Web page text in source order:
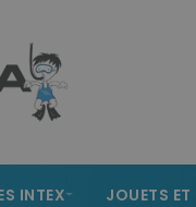
INTEX JOUETS ET